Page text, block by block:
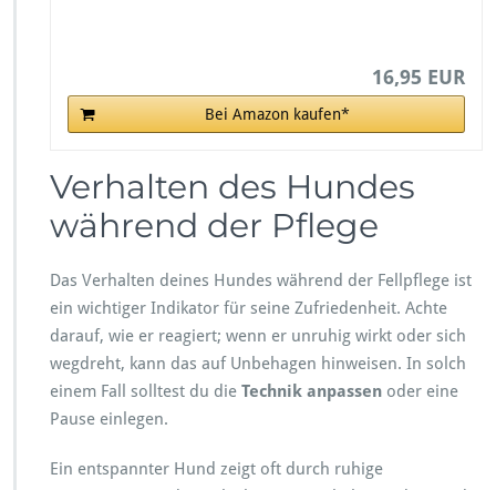
16,95 EUR
Bei Amazon kaufen*
Verhalten des Hundes
während der Pflege
Das Verhalten deines Hundes während der Fellpflege ist
ein wichtiger Indikator für seine Zufriedenheit. Achte
darauf, wie er reagiert; wenn er unruhig wirkt oder sich
wegdreht, kann das auf Unbehagen hinweisen. In solch
einem Fall solltest du die Technik anpassen oder eine
Pause einlegen.
Ein entspannter Hund zeigt oft durch ruhige